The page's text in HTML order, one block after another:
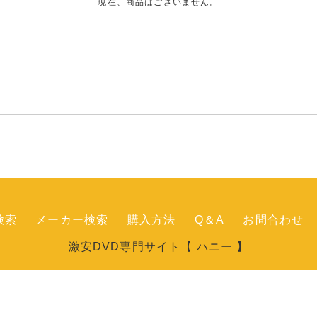
索 メーカー検索 購入方法 Q＆A お問合わせ
激安DVD専門サイト【 ハニー 】